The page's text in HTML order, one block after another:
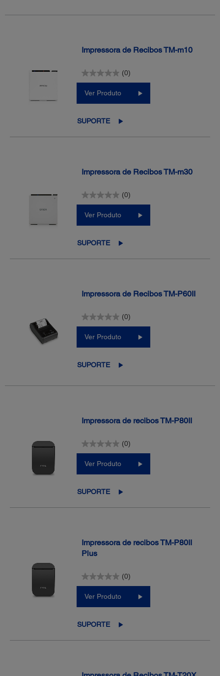
Impressora de Recibos TM-m10
(0)
Ver Produto
SUPORTE
Impressora de Recibos TM-m30
(0)
Ver Produto
SUPORTE
Impressora de Recibos TM-P60II
(0)
Ver Produto
SUPORTE
Impressora de recibos TM-P80II
(0)
Ver Produto
SUPORTE
Impressora de recibos TM-P80II
Plus
(0)
Ver Produto
SUPORTE